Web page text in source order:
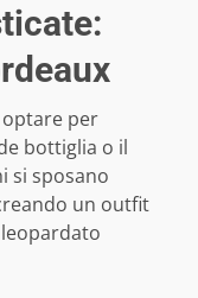
per
bottiglia o il
si sposano
un outfit